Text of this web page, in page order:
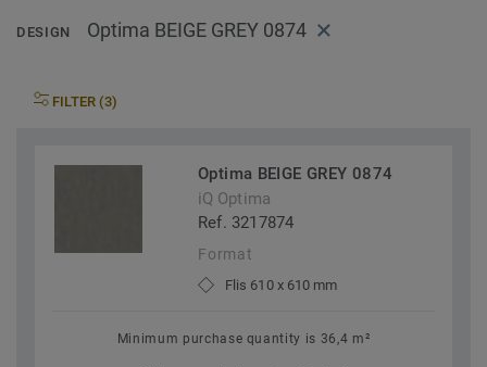
DESIGN Optima BEIGE GREY 0874
FILTER (3)
Optima BEIGE GREY 0874
iQ Optima
Ref. 3217874
Format
Flis 610 x 610 mm
Minimum purchase quantity is 36,4 m²